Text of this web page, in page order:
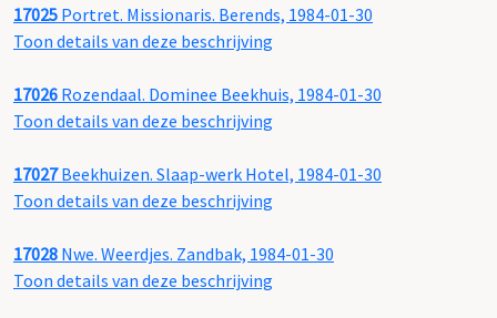
17025 Portret. Missionaris. Berends, 1984-01-30
Toon details van deze beschrijving
17026 Rozendaal. Dominee Beekhuis, 1984-01-30
Toon details van deze beschrijving
17027Beekhuizen. Slaap-werk Hotel, 1984-01-30
Toon details van deze beschrijving
17028 Nwe. Weerdjes. Zandbak, 1984-01-30
Toon details van deze beschrijving